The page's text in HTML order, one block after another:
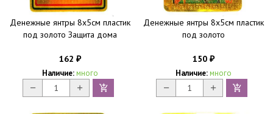
Денежные янтры 8х5см пластик
под золото Защита дома
162 ₽
Наличие: много
Денежные янтры 8х5см пластик
под золото
150 ₽
Наличие: много